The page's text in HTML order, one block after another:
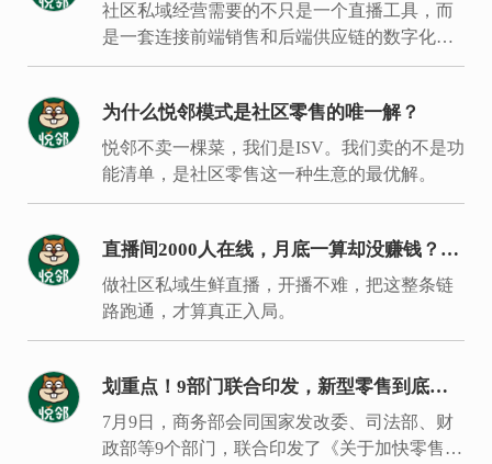
的生意
社区私域经营需要的不只是一个直播工具，而
是一套连接前端销售和后端供应链的数字化履
约体系。
为什么悦邻模式是社区零售的唯一解？
悦邻不卖一棵菜，我们是ISV。我们卖的不是功
能清单，是社区零售这一种生意的最优解。
直播间2000人在线，月底一算却没赚钱？入
局同城生鲜要过的是这7关
做社区私域生鲜直播，开播不难，把这整条链
路跑通，才算真正入局。
划重点！9部门联合印发，新型零售到底新
在哪里？
7月9日，商务部会同国家发改委、司法部、财
政部等9个部门，联合印发了《关于加快零售业